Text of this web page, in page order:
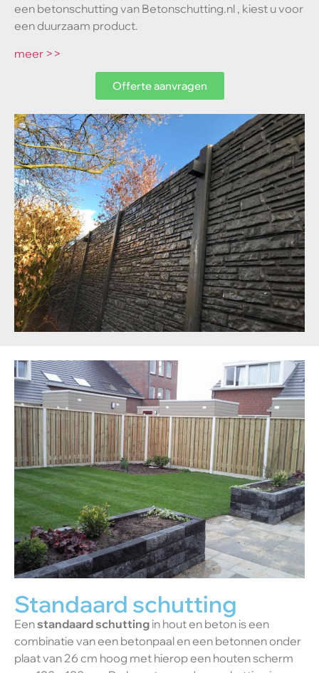
een betonschutting van Betonschutting.nl , kiest u voor
een duurzaam product.
meer >>
Offerte aanvragen
Standaard schutting
Eenstandaard schutting in hout en beton is een
combinatie van een betonpaal en een betonnen onder
plaat van 26 cm hoog met hierop een houten scherm